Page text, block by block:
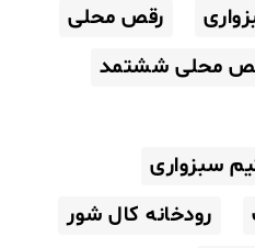
رقص محلی
محلی ششتمد
سبزواری
رودخانه کال شور